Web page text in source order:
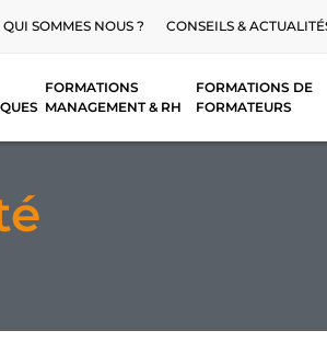
QUI SOMMES NOUS ? CONSEILS &
FORMATIONS
MANAGEMENT & RH
FORMATIONS DE
FORMATEURS